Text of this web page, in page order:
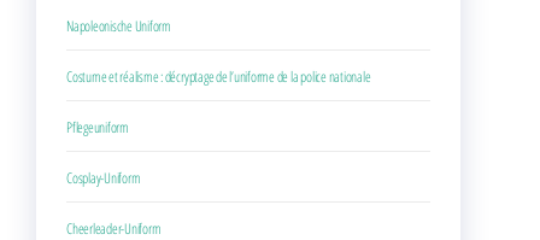
Napoleonische Uniform
Costume et réalisme : décryptage de l’uniforme de la police nationale
Pflegeuniform
Cosplay-Uniform
Cheerleader-Uniform